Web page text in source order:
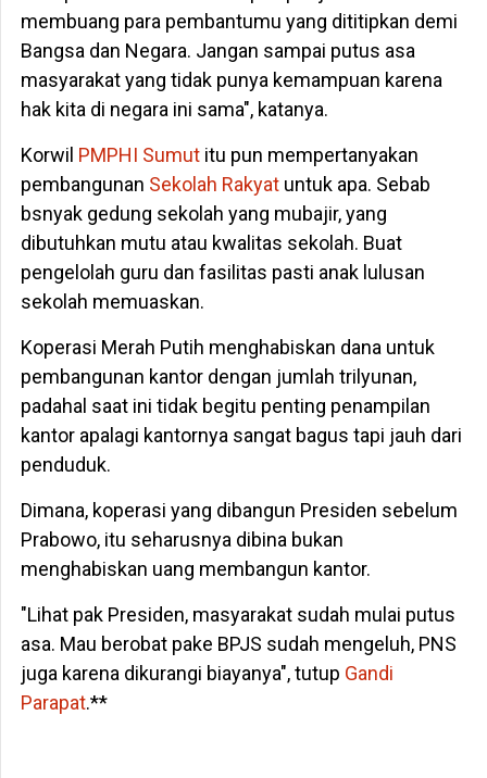
membuang para pembantumu yang dititipkan demi
Bangsa dan Negara. Jangan sampai putus asa
masyarakat yang tidak punya kemampuan karena
hak kita di negara ini sama", katanya.
Korwil PMPHI Sumutitu pun mempertanyakan
pembangunan Sekolah Rakyatuntuk apa. Sebab
bsnyak gedung sekolah yang mubajir, yang
dibutuhkan mutu atau kwalitas sekolah. Buat
pengelolah guru dan fasilitas pasti anak lulusan
sekolah memuaskan.
Koperasi Merah Putih menghabiskan dana untuk
pembangunan kantor dengan jumlah trilyunan,
padahal saat ini tidak begitu penting penampilan
kantor apalagi kantornya sangat bagus tapi jauh dari
penduduk.
Dimana, koperasi yang dibangun Presiden sebelum
Prabowo, itu seharusnya dibina bukan
menghabiskan uang membangun kantor.
"Lihat pak Presiden, masyarakat sudah mulai putus
asa. Mau berobat pake BPJS sudah mengeluh, PNS
juga karena dikurangi biayanya", tutup Gandi
Parapat.**